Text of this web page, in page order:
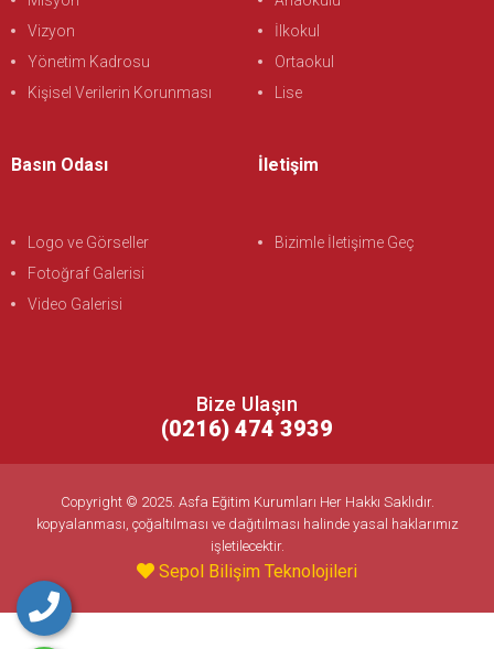
Vizyon
Yönetim Kadrosu
Kişisel Verilerin Korunması
İlkokul
Ortaokul
Lise
Basın Odası
Logo ve Görseller
Fotoğraf Galerisi
Video Galerisi
İletişim
Bizimle İletişime Geç
Bize Ulaşın
(0216) 474 3939
Copyright © 2025. Asfa Eğitim Kurumları Her Hakkı Saklıdır.
kopyalanması, çoğaltılması ve dağıtılması halinde yasal haklarımız
işletilecektir.
Sepol Bilişim Teknolojileri